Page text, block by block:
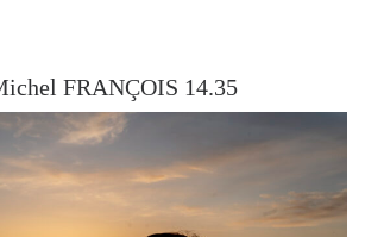
FRANÇOIS 14.35